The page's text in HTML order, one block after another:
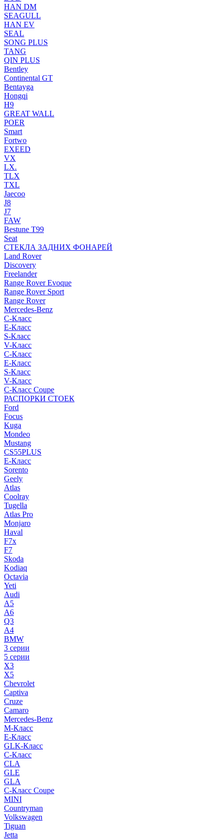
HAN DM
SEAGULL
HAN EV
SEAL
SONG PLUS
TANG
QIN PLUS
Bentley
Continental GT
Bentayga
Hongqi
H9
GREAT WALL
POER
Smart
Fortwo
EXEED
VX
LX.
TLX
TXL
Jaecoo
J8
J7
FAW
Bestune T99
Seat
СТЕКЛА ЗАДНИХ ФОНАРЕЙ
Land Rover
Discovery
Freelander
Range Rover Evoque
Range Rover Sport
Range Rover
Mercedes-Benz
C-Класс
E-Класс
S-Класс
V-Класс
C-Класс
E-Класс
S-Класс
V-Класс
C-Класс Coupe
РАСПОРКИ СТОЕК
Ford
Focus
Kuga
Mondeo
Mustang
CS55PLUS
E-Класс
Sorento
Geely
Atlas
Coolray
Tugella
Atlas Pro
Monjaro
Haval
F7x
F7
Skoda
Kodiaq
Octavia
Yeti
Audi
A5
A6
Q3
A4
BMW
3 серии
5 серии
X3
X5
Chevrolet
Captiva
Cruze
Camaro
Mercedes-Benz
M-Класс
E-Класс
GLK-Класс
C-Класс
CLA
GLE
GLA
C-Класс Coupe
MINI
Countryman
Volkswagen
Tiguan
Jetta